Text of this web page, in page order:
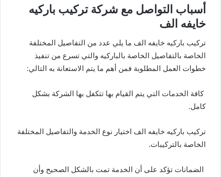
أسباب التواصل مع شركة تركيب باركيه
خايفه الف
تركيب باركيه خايفه الف ما يلي عدد من التفاصيل المختلفة
الخاصة بالتفاصيل الخاصة بالباركيه والتي تسرع من تنفيذ
خطوات العمل المطلوبة فمن أهم ما يتم الاستعانة به التالي:
كافة الخدمات التي يتم القيام بها تتكفل بها الشركة بشكل
كامل.
تركيب باركيه خايفه الف اختيار نوع الخدمة والتفاصيل المختلفة
الخاصة بالتركيبات.
الضمانات تؤكد على أن الخدمة تمت بالشكل الصحيح وأن